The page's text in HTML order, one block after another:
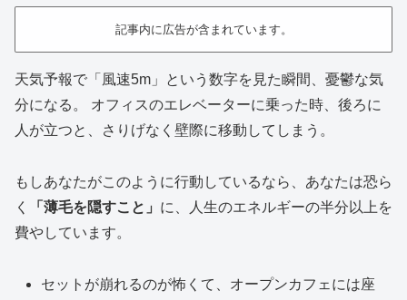
記事内に広告が含まれています。
天気予報で「風速5m」という数字を見た瞬間、憂鬱な気
分になる。 オフィスのエレベーターに乗った時、後ろに
人が立つと、さりげなく壁際に移動してしまう。
もしあなたがこのように行動しているなら、あなたは恐ら
く
「薄毛を隠すこと」 に、人生のエネルギーの半分以上を
費やしています。
セットが崩れるのが怖くて、オープンカフェには座